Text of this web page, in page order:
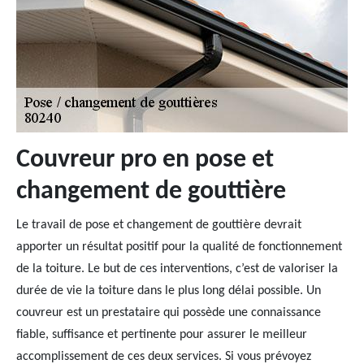
Couvreur pro en pose et
changement de gouttière
Le travail de pose et changement de gouttière devrait
apporter un résultat positif pour la qualité de fonctionnement
de la toiture. Le but de ces interventions, c’est de valoriser la
durée de vie la toiture dans le plus long délai possible. Un
couvreur est un prestataire qui possède une connaissance
fiable, suffisance et pertinente pour assurer le meilleur
accomplissement de ces deux services. Si vous prévoyez